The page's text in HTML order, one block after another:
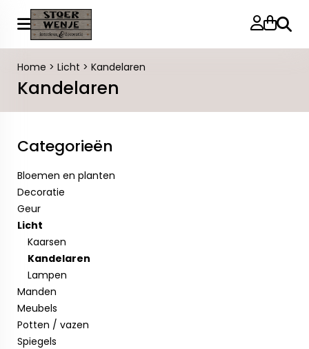
Home > Licht > Kandelaren
Kandelaren
Categorieën
Bloemen en planten
Decoratie
Geur
Licht
Kaarsen
Kandelaren
Lampen
Manden
Meubels
Potten / vazen
Spiegels